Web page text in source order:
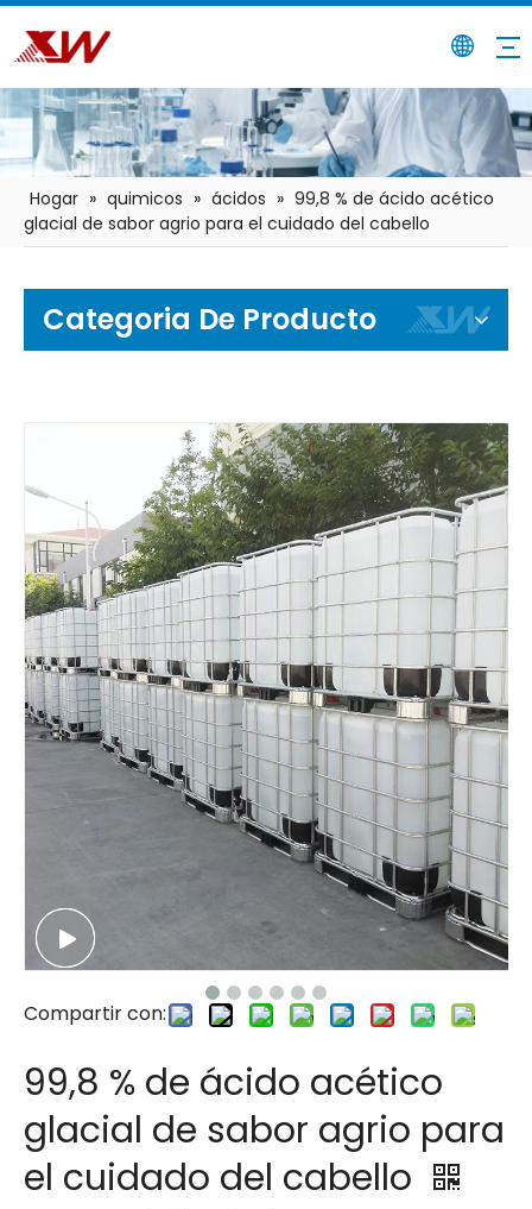
Hogar » quimicos » ácidos » 99,8 % de ácido acético
glacial de sabor agrio para el cuidado del cabello
Categoria De Producto
Compartir con:
99,8 % de ácido acético
glacial de sabor agrio para
el cuidado del cabello